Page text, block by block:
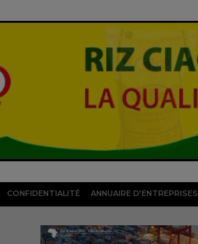
CONFIDENTIALITÉ ANNUAIRE D’ENTREPRISES